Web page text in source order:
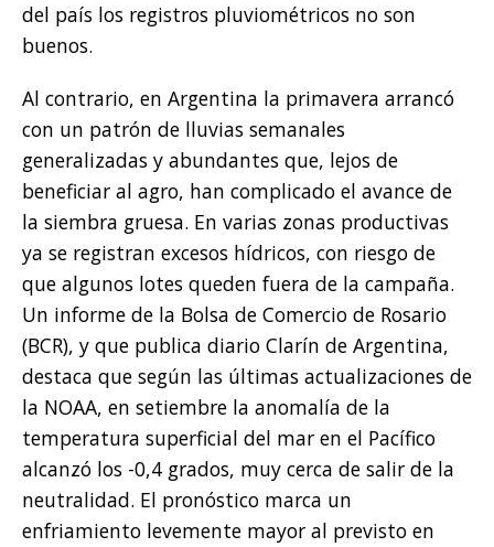
del país los registros pluviométricos no son
buenos.
Al contrario, en Argentina la primavera arrancó
con un patrón de lluvias semanales
generalizadas y abundantes que, lejos de
beneficiar al agro, han complicado el avance de
la siembra gruesa. En varias zonas productivas
ya se registran excesos hídricos, con riesgo de
que algunos lotes queden fuera de la campaña.
Un informe de la Bolsa de Comercio de Rosario
(BCR), y que publica diario Clarín de Argentina,
destaca que según las últimas actualizaciones de
la NOAA, en setiembre la anomalía de la
temperatura superficial del mar en el Pacífico
alcanzó los -0,4 grados, muy cerca de salir de la
neutralidad. El pronóstico marca un
enfriamiento levemente mayor al previsto en